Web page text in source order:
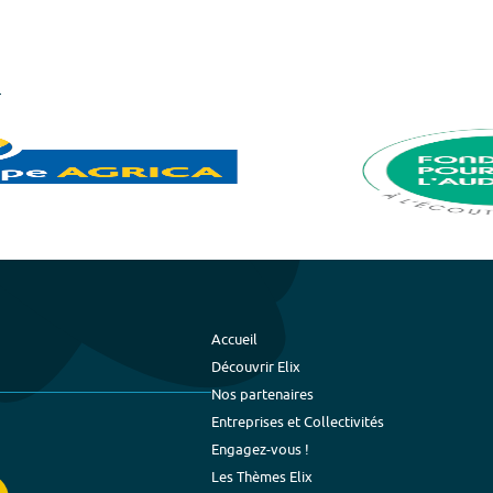
Accueil
Découvrir Elix
Nos partenaires
Entreprises et Collectivités
Engagez-vous !
Les Thèmes Elix